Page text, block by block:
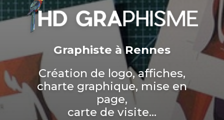
Graphiste à Rennes
Création de logo, affiches,
charte graphique, mise en
page,
carte de visite...